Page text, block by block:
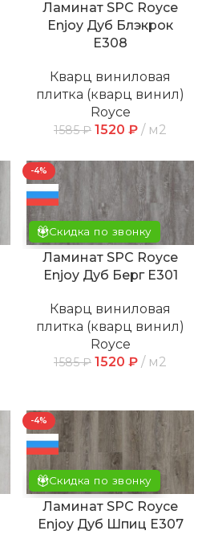
Ламинат SPC Royce
Enjoy Дуб Блэкрок
Е308
Кварц виниловая
плитка (кварц винил)
Royce
1585₽ 1520 ₽ м2
Скидка по звонку
-4%
Ламинат SPC Royce
Enjoy Дуб Берг Е301
Кварц виниловая
плитка (кварц винил)
Royce
1585₽ 1520 ₽ м2
Скидка по звонку
-4%
Ламинат SPC Royce
Enjoy Дуб Шпиц Е307